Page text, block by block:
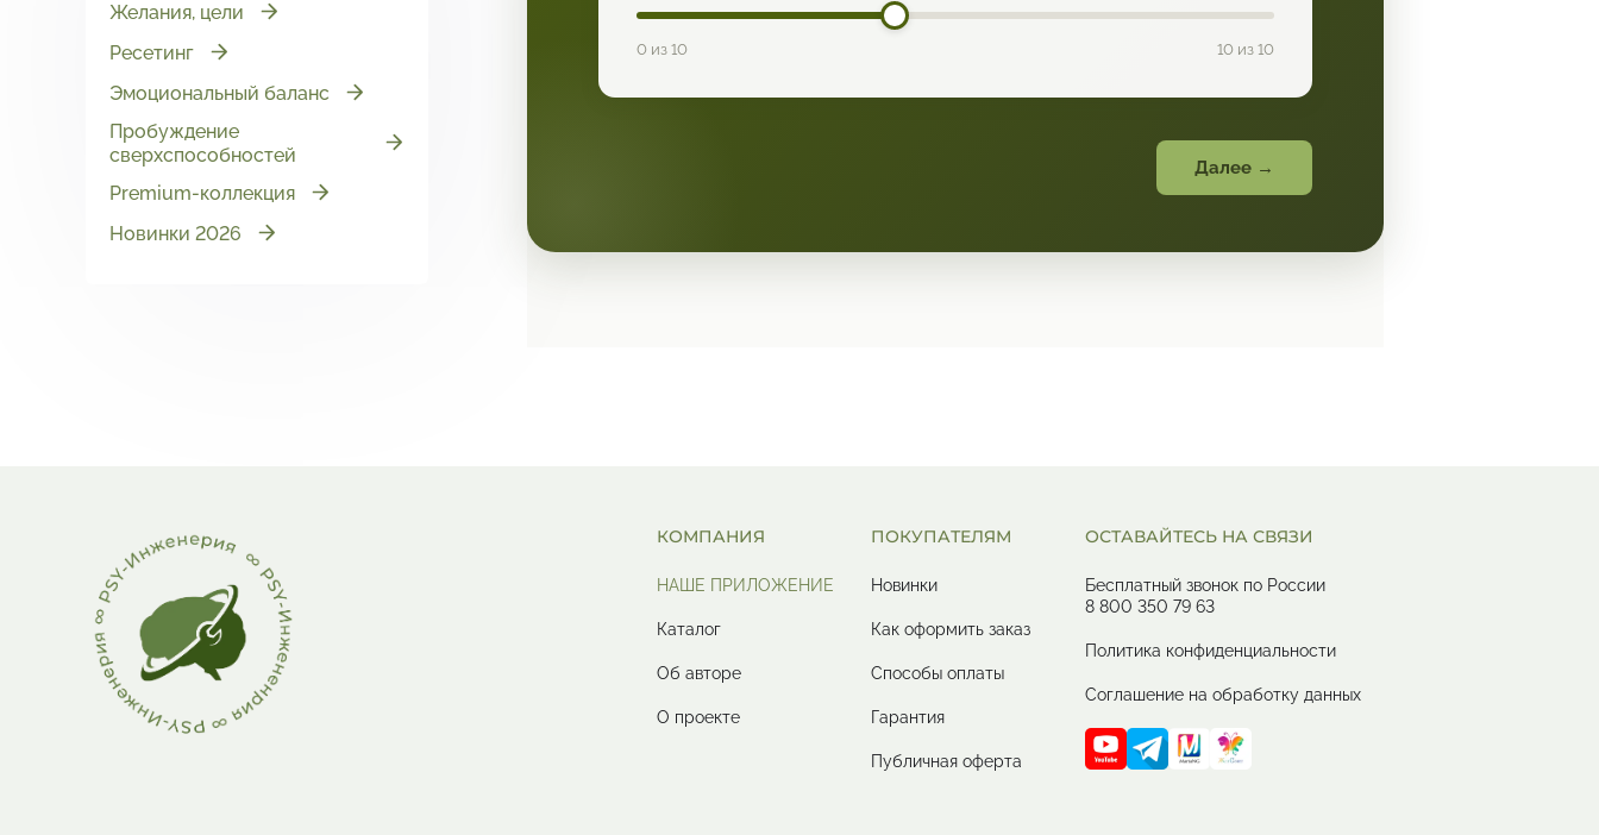
Желания, цели
Ресетинг
Эмоциональный баланс
Пробуждение
сверхспособностей
Premium-коллекция
Новинки 2026
0 из 10 10 из 10
Далее →
КОМПАНИЯ
НАШЕ ПРИЛОЖЕНИЕ
Каталог
Об авторе
О проекте
ПОКУПАТЕЛЯМ
Новинки
Как оформить заказ
Способы оплаты
Гарантия
Публичная оферта
ОСТАВАЙТЕСЬ НА СВЯЗИ
Бесплатный звонок по России
8 800 350 79 63
Политика конфиденциальности
Соглашение на обработку данных